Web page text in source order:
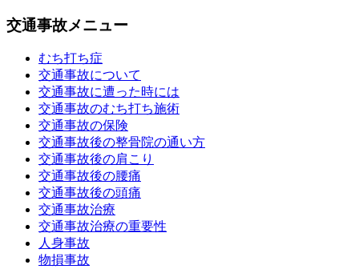
交通事故メニュー
むち打ち症
交通事故について
交通事故に遭った時には
交通事故のむち打ち施術
交通事故の保険
交通事故後の整骨院の通い方
交通事故後の肩こり
交通事故後の腰痛
交通事故後の頭痛
交通事故治療
交通事故治療の重要性
人身事故
物損事故